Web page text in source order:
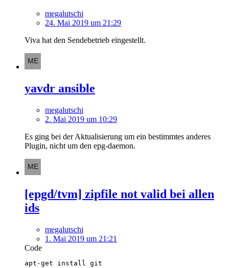
megalutschi
24. Mai 2019 um 21:29
Viva hat den Sendebetrieb eingestellt.
yavdr ansible
megalutschi
2. Mai 2019 um 10:29
Es ging bei der Aktualisierung um ein bestimmtes anderes
Plugin, nicht um den epg-daemon.
[epgd/tvm] zipfile not valid bei allen
ids
megalutschi
1. Mai 2019 um 21:21
Code
apt-get install git